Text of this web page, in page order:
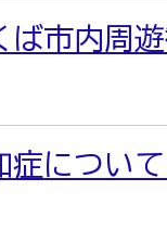
ば市内周
症につい